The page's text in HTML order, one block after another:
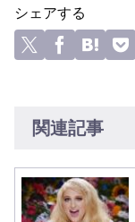
シェアする
関連記事